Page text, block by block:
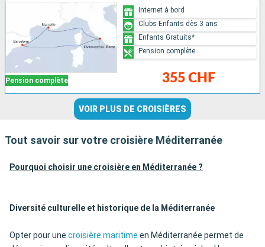
Pension complète 355 CHF
Internet à bord
Clubs Enfants dès 3 ans
Enfants Gratuits*
Pension complète
VOIR PLUS DE CROISIÈRES
Tout savoir sur votre croisière Méditerranée
Pourquoi choisir une croisière en Méditerranée ?
Diversité culturelle et historique de la Méditerranée
Opter pour une croisière maritime en Méditerranée permet de